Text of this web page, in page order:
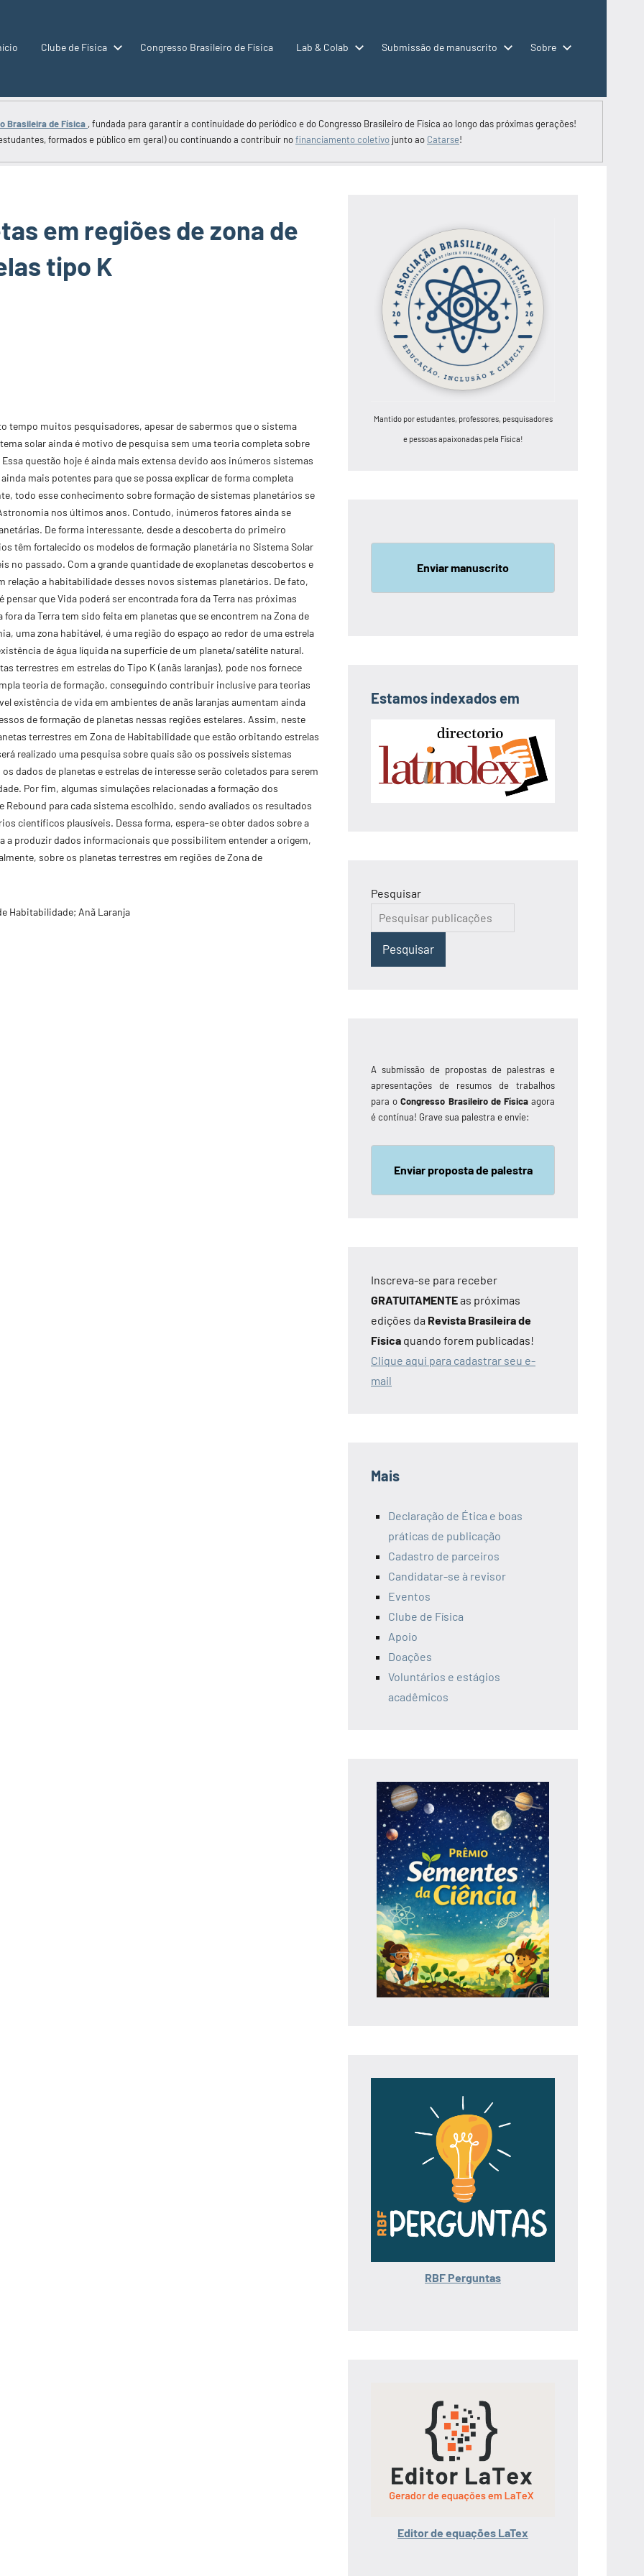
Clube de Física Congresso Brasileiro de Física Lab & Colab Submissão de manuscrito Sobre
Brasileira de Física , fundada para garantir a continuidade do periódico e do Congresso Brasileiro de Física ao longo das próximas gerações!
formados e público em geral) ou continuando a contribuir nofinanciamento coletivo junto ao Catarse!
em regiões de zona de
tipo K
tempo muitos pesquisadores, apesar de sabermos que o sistema
solar ainda é motivo de pesquisa sem uma teoria completa sobre
questão hoje é ainda mais extensa devido aos inúmeros sistemas
mais potentes para que se possa explicar de forma completa
todo esse conhecimento sobre formação de sistemas planetários se
nos últimos anos. Contudo, inúmeros fatores ainda se
De forma interessante, desde a descoberta do primeiro
têm fortalecido os modelos de formação planetária no Sistema Solar
no passado. Com a grande quantidade de exoplanetas descobertos e
relação a habitabilidade desses novos sistemas planetários. De fato,
que Vida poderá ser encontrada fora da Terra nas próximas
da Terra tem sido feita em planetas que se encontrem na Zona de
uma zona habitável, é uma região do espaço ao redor de uma estrela
de água líquida na superfície de um planeta/satélite natural.
terrestres em estrelas do Tipo K (anãs laranjas), pode nos fornece
teoria de formação, conseguindo contribuir inclusive para teorias
existência de vida em ambientes de anãs laranjas aumentam ainda
de formação de planetas nessas regiões estelares. Assim, neste
terrestres em Zona de Habitabilidade que estão orbitando estrelas
realizado uma pesquisa sobre quais são os possíveis sistemas
dados de planetas e estrelas de interesse serão coletados para serem
Por fim, algumas simulações relacionadas a formação dos
para cada sistema escolhido, sendo avaliados os resultados
científicos plausíveis. Dessa forma, espera-se obter dados sobre a
produzir dados informacionais que possibilitem entender a origem,
sobre os planetas terrestres em regiões de Zona de
Habitabilidade; Anã Laranja
Mantido por estudantes, professores, pesquisadores
e pessoas apaixonadas pela Física!
Enviar manuscrito
Estamos indexados em
Pesquisar
Pesquisar
A submissão de propostas de palestras e
apresentações de resumos de trabalhos
para oCongresso Brasileiro de Físicaagora
é contínua! Grave sua palestra e envie:
Enviar proposta de palestra
Inscreva-se para receber
GRATUITAMENTEas próximas
edições da Revista Brasileira de
Física quando forem publicadas!
Clique aqui para cadastrar seu e-
mail
Mais
Declaração de Ética e boas
práticas de publicação
Cadastro de parceiros
Candidatar-se à revisor
Eventos
Clube de Física
Apoio
Doações
Voluntários e estágios
acadêmicos
RBF Perguntas
Editor de equações LaTex